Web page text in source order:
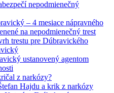
nepodmienečný
– 4 mesiace nápravného
na nepodmienečný trest
trestu pre Dúbravického
ustanovený agentom
z narkózy?
Hajdu a krik z narkózy